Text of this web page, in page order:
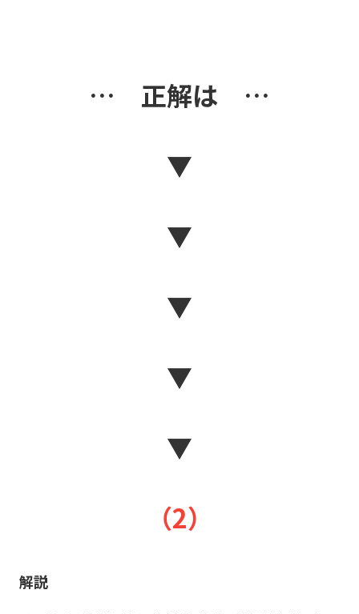
… 正解は …
▼
▼
▼
▼
▼
（2）
解説